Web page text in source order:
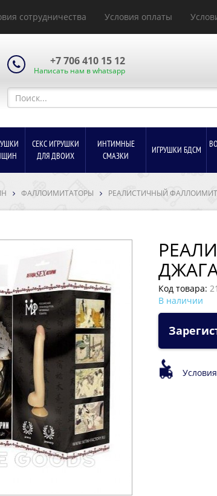
сотрудничества Условия оплаты
+7 706 410 15 12
Написать нам в whatsapp
СЕКС ИГРУШКИ
ДЛЯ ДВОИХ
ИНТИМНЫЕ
СМАЗКИ
ИГРУШКИ БДСМ
ФАЛЛОИМИТАТОРЫ РЕАЛИСТИЧНЫЙ
Код товара:
В наличии